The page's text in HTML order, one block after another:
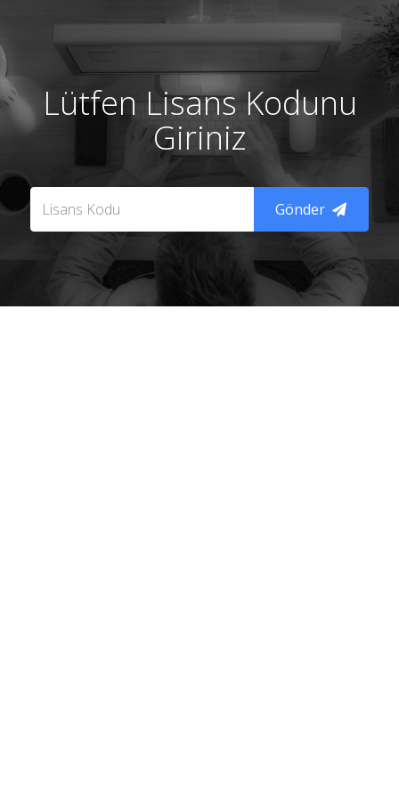
Lütfen Lisans Kodunu
Giriniz
Gönder